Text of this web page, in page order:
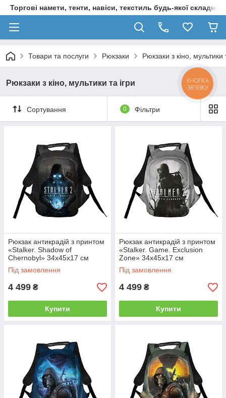
Торгові намети, тенти, навіси, текстиль будь-якої
Товари та послуги Рюкзаки Рюкзаки з кіно, мультики
Рюкзаки з кіно, мультики та ігри
Сортування 0 Фільтри
Рюкзак антикрадій з принтом
«Stalker. Shadow of
Chernobyl» 34х45х17 см
Під замовлення
4 499 ₴
Купити
Рюкзак антикрадій з принтом
«Stalker. Game. Exclusion
Zone» 34х45х17 см
Під замовлення
4 499 ₴
Купити
КНОПКА
ЗВ'ЯЗКУ